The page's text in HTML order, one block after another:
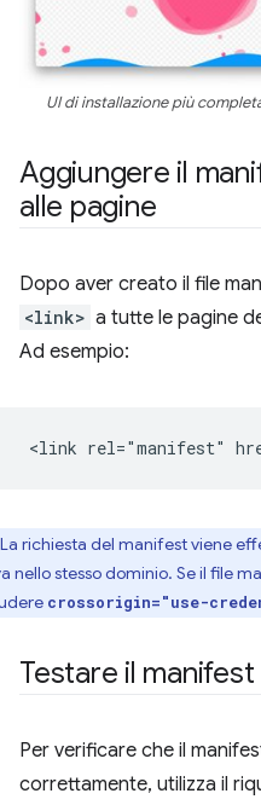
UI di installazione più
Aggiungere il
alle pagine
Dopo aver creato il file
<link> a tutte le pagine
Ad esempio:
La richiesta del manifest viene
nello stesso dominio. Se il file
crossorigin="use-
Testare il manifest
Per verificare che il
correttamente, utilizza il